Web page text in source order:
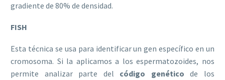
gradiente de 80% de densidad.
FISH
Esta técnica se usa para identificar un gen específico en un
cromosoma. Si la aplicamos a los espermatozoides, nos
permite analizar parte del código genético de los